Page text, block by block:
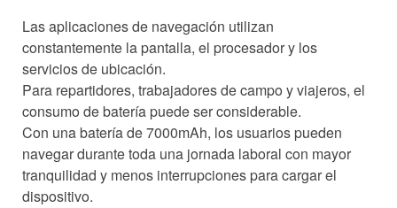
Las aplicaciones de navegación utilizan
constantemente la pantalla, el procesador y los
servicios de ubicación.
Para repartidores, trabajadores de campo y viajeros, el
consumo de batería puede ser considerable.
Con una batería de 7000mAh, los usuarios pueden
navegar durante toda una jornada laboral con mayor
tranquilidad y menos interrupciones para cargar el
dispositivo.